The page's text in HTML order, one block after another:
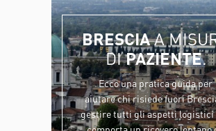
BRESCIAA
DIPAZIENTE.
Ecco una pratica guida per
aiutare chi risiede fuori
gestire tutti gli aspetti logistici